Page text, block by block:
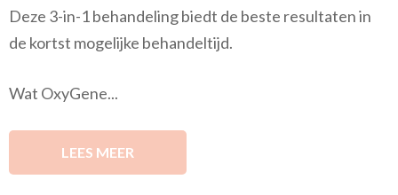
Deze 3-in-1 behandeling biedt de beste resultaten in
de kortst mogelijke behandeltijd.
Wat OxyGene...
LEES MEER